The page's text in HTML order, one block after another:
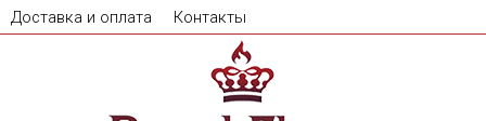
Доставка и оплата Контакты